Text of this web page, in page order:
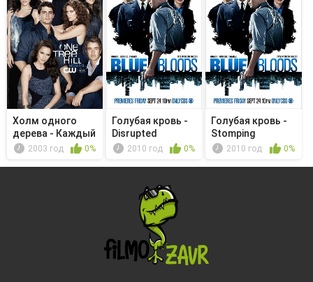
Холм одного
дерева - Каждый
вздох это...
2003 год 0%
Голубая кровь -
Disrupted
2010 год 0%
Голубая кровь -
Stomping
Grounds
2010 год 0%